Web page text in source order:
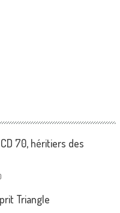
70, héritiers des
Triangle